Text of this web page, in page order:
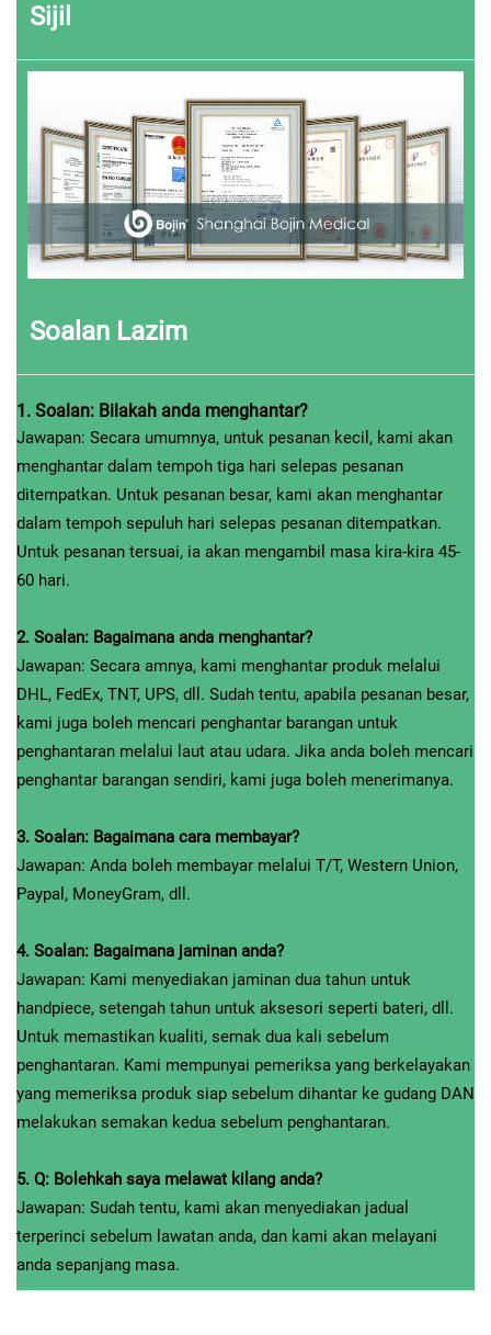
Sijil
Soalan Lazim
1. Soalan: Bilakah anda menghantar?
Jawapan: Secara umumnya, untuk pesanan kecil, kami akan
menghantar dalam tempoh tiga hari selepas pesanan
ditempatkan. Untuk pesanan besar, kami akan menghantar
dalam tempoh sepuluh hari selepas pesanan ditempatkan.
Untuk pesanan tersuai, ia akan mengambil masa kira-kira 45-
60 hari.
2. Soalan: Bagaimana anda menghantar?
Jawapan: Secara amnya, kami menghantar produk melalui
DHL, FedEx, TNT, UPS, dll. Sudah tentu, apabila pesanan besar,
kami juga boleh mencari penghantar barangan untuk
penghantaran melalui laut atau udara. Jika anda boleh mencari
penghantar barangan sendiri, kami juga boleh menerimanya.
3. Soalan: Bagaimana cara membayar?
Jawapan: Anda boleh membayar melalui T/T, Western Union,
Paypal, MoneyGram, dll.
4. Soalan: Bagaimana jaminan anda?
Jawapan: Kami menyediakan jaminan dua tahun untuk
handpiece, setengah tahun untuk aksesori seperti bateri, dll.
Untuk memastikan kualiti, semak dua kali sebelum
penghantaran. Kami mempunyai pemeriksa yang berkelayakan
yang memeriksa produk siap sebelum dihantar ke gudang DAN
melakukan semakan kedua sebelum penghantaran.
5. Q: Bolehkah saya melawat kilang anda?
Jawapan: Sudah tentu, kami akan menyediakan jadual
terperinci sebelum lawatan anda, dan kami akan melayani
anda sepanjang masa.